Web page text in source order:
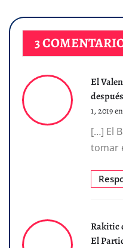
3
El
1, 2019
[…] El
tomar
Rakitic
El